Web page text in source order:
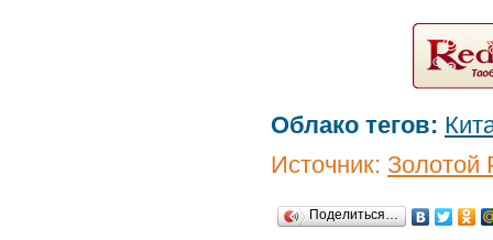
Облако тегов:
Источник: Золотой
Поделиться…